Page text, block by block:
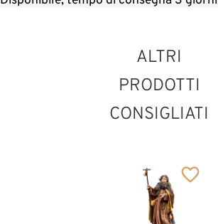
ALTRI
PRODOTTI
CONSIGLIATI